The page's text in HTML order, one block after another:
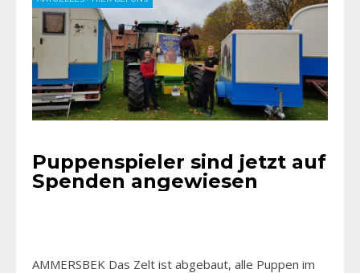
Puppenspieler sind jetzt auf
Spenden angewiesen
AMMERSBEK Das Zelt ist abgebaut, alle Puppen im